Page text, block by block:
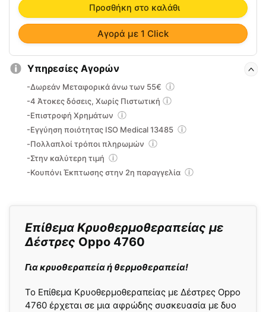
Επίθεμα Κρυοθερμοθεραπείας με
Δέστρες Oppo 4760
Για κρυοθεραπεία ή θερμοθεραπεία!
Το Επίθεμα Κρυοθερμοθεραπείας με Δέστρες Oppo
4760 έρχεται σε μια αφρώδης συσκευασία με δυο
Δέστρες
Oppo
4760
ποσότητα
Προσθήκη στο καλάθι
Αγορά με 1 Click
Υπηρεσίες Αγορών
-Δωρεάν Μεταφορικά άνω των 55€
-4 Άτοκες δόσεις, Χωρίς Πιστωτική
-Επιστροφή Χρημάτων
-Εγγύηση ποιότητας ISO Medical 13485
-Πολλαπλοί τρόποι πληρωμών
-Στην καλύτερη τιμή
-Κουπόνι Έκπτωσης στην 2η παραγγελία